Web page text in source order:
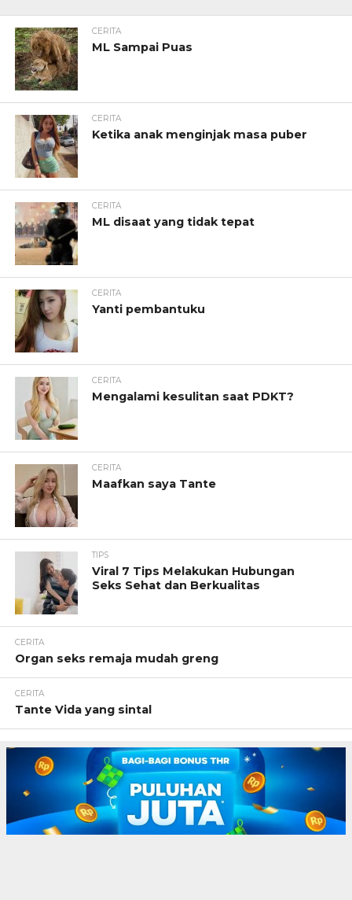
CERITA
ML Sampai Puas
CERITA
Ketika anak menginjak masa puber
CERITA
ML disaat yang tidak tepat
CERITA
Yanti pembantuku
CERITA
Mengalami kesulitan saat PDKT?
CERITA
Maafkan saya Tante
TIPS
Viral 7 Tips Melakukan Hubungan
Seks Sehat dan Berkualitas
CERITA
Organ seks remaja mudah greng
CERITA
Tante Vida yang sintal